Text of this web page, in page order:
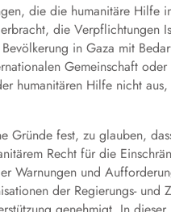
die die humanitäre Hilfe
die Verpflichtungen
in Gaza mit
Gemeinschaft
humanitären Hilfe nicht
Gründe fest, zu glauben,
Recht für die
Warnungen und
der Regierungs-